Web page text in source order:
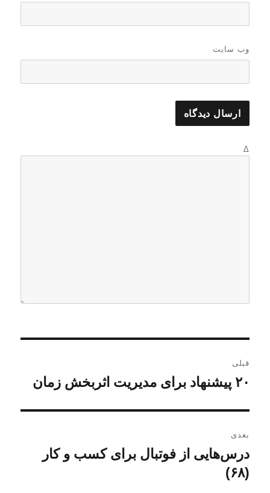
وب‌ سایت
Δ
ر
ی
قبلی
ن
ش
ق
ب
۲۰ پیشنهاد برای مدیریت اثربخش زمان
بعدی
ن
و
درس‌هایی از فوتبال برای کسب و کار
(۶۸)